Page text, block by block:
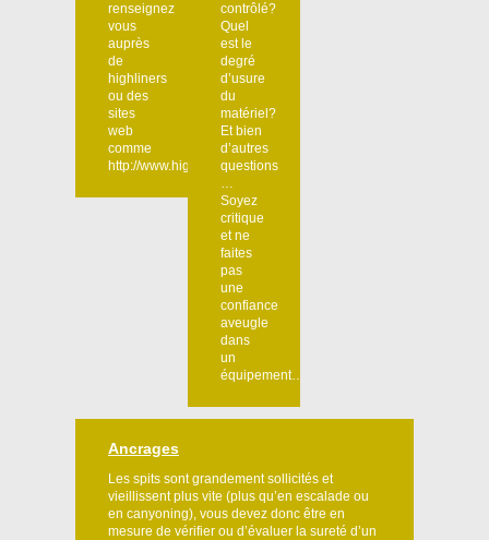
renseignez
vous
auprès
de
highliners
ou des
sites
web
comme
http://www.highline.fr
contrôlé?
Quel
est le
degré
d’usure
du
matériel?
Et bien
d’autres
questions
…
Soyez
critique
et ne
faites
pas
une
confiance
aveugle
dans
un
équipement…
Ancrages
Les spits sont grandement sollicités et
vieillissent plus vite (plus qu’en escalade ou
en canyoning), vous devez donc être en
mesure de vérifier ou d’évaluer la sureté d’un